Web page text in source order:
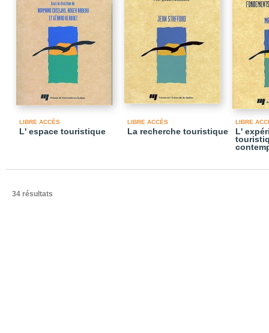
LIBRE ACCÈS
L' espace touristique
LIBRE ACCÈS
La recherche touristique
LIBRE
L'
34 résultats